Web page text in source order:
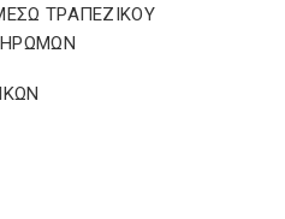
ΤΡΑΠΕΖΙΚΟΥ